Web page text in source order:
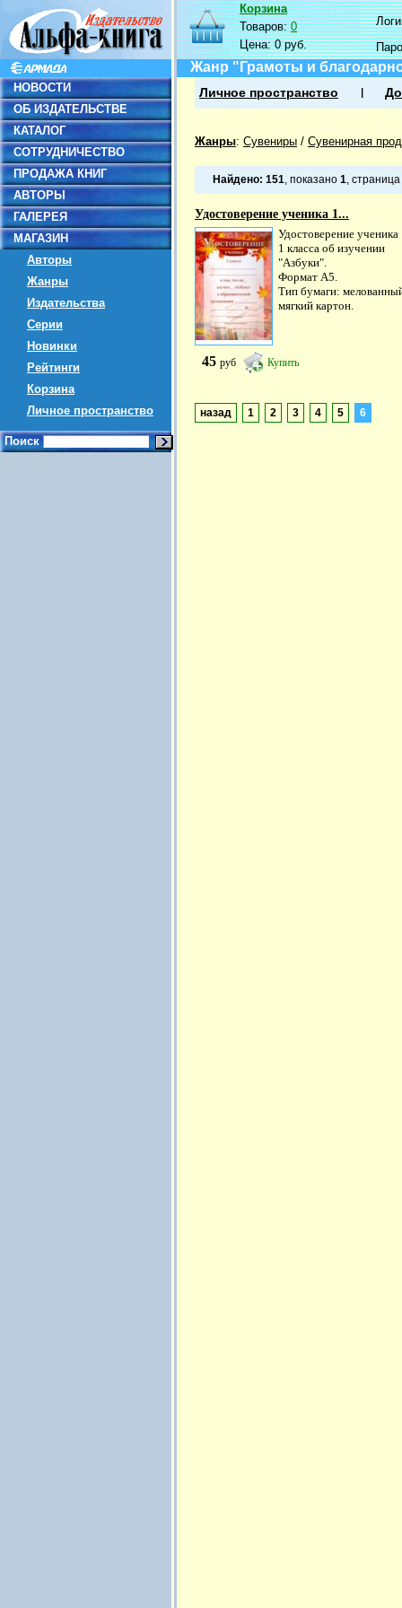
НОВОСТИ
ОБ ИЗДАТЕЛЬСТВЕ
КАТАЛОГ
СОТРУДНИЧЕСТВО
ПРОДАЖА КНИГ
АВТОРЫ
ГАЛЕРЕЯ
МАГАЗИН
Авторы
Жанры
Издательства
Серии
Новинки
Рейтинги
Корзина
Личное пространство
Поиск
Корзина
Товаров:0
Цена:0 руб.
Жанр "Грамоты и
Личное пространство
Жанры: Сувениры / Сувенирная
Найдено: 151, показано 1, страница
Удостоверение ученика 1...
Удостоверение ученика
1 класса об изучении
"Азбуки".
Формат А5.
Тип бумаги:
мягкий картон.
45 руб Купить
назад 1 2 3 4 5 6